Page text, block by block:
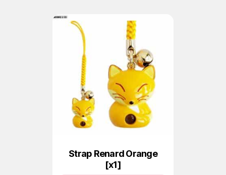
Strap Renard Orange
[x1]